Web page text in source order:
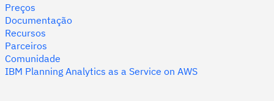
Preços
Documentação
Recursos
Parceiros
Comunidade
IBM Planning Analytics as a Service on AWS